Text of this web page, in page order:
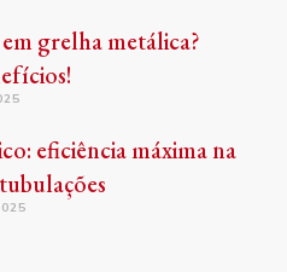
grelha metálica?
eficiência máxima na